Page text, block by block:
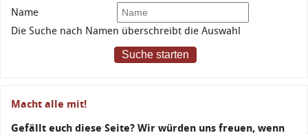
Name
Die Suche nach Namen überschreibt die Auswahl
Suche starten
Macht alle mit!
Gefällt euch diese Seite? Wir würden uns freuen, wenn